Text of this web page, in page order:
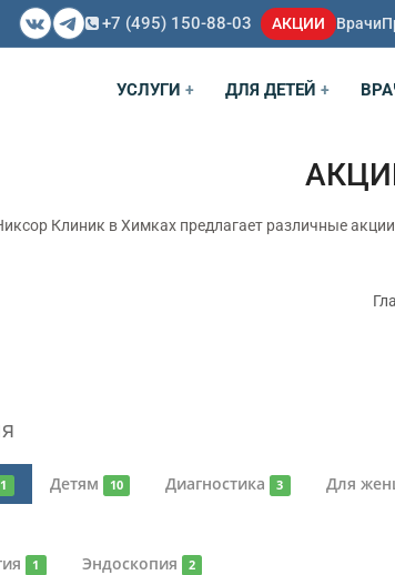
+7 (495) 150-88-03 АКЦИИ Врачи
УСЛУГИ + ДЛЯ ДЕТЕЙ +
Клиник в Химках предлагает различные
1 Детям 10 Диагностика 3 Для
1 Эндоскопия 2